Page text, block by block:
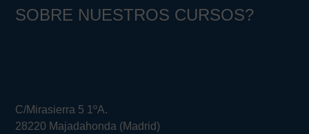
SOBRE NUESTROS CURSOS?
C/Mirasierra 5 1ºA.
28220 Majadahonda (Madrid)